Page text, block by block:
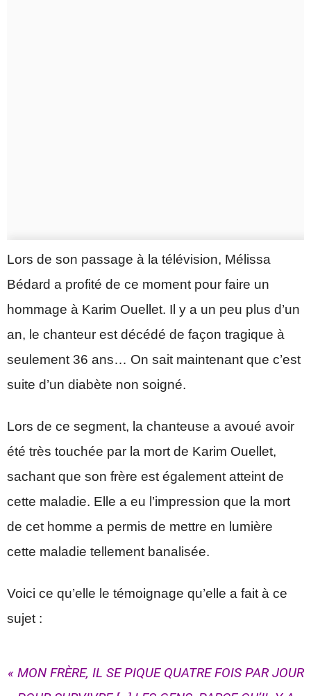
Lors de son passage à la télévision, Mélissa
Bédard a profité de ce moment pour faire un
hommage à Karim Ouellet. Il y a un peu plus d’un
an, le chanteur est décédé de façon tragique à
seulement 36 ans… On sait maintenant que c’est
suite d’un diabète non soigné.
Lors de ce segment, la chanteuse a avoué avoir
été très touchée par la mort de Karim Ouellet,
sachant que son frère est également atteint de
cette maladie. Elle a eu l’impression que la mort
de cet homme a permis de mettre en lumière
cette maladie tellement banalisée.
Voici ce qu’elle le témoignage qu’elle a fait à ce
sujet :
« MON FRÈRE, IL SE PIQUE QUATRE FOIS PAR JOUR